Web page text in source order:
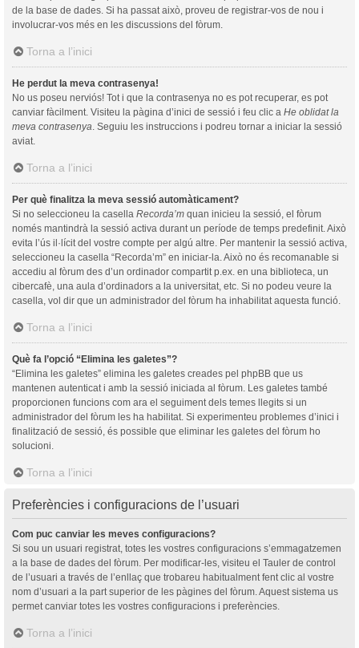
de la base de dades. Si ha passat això, proveu de registrar-vos de nou i
involucrar-vos més en les discussions del fòrum.
Torna a l’inici
He perdut la meva contrasenya!
No us poseu nerviós! Tot i que la contrasenya no es pot recuperar, es pot
canviar fàcilment. Visiteu la pàgina d’inici de sessió i feu clic a He oblidat la
meva contrasenya . Seguiu les instruccions i podreu tornar a iniciar la sessió
aviat.
Torna a l’inici
Per què finalitza la meva sessió automàticament?
Si no seleccioneu la casella Recorda’m quan inicieu la sessió, el fòrum
només mantindrà la sessió activa durant un període de temps predefinit. Això
evita l’ús il·lícit del vostre compte per algú altre. Per mantenir la sessió activa,
seleccioneu la casella “Recorda’m” en iniciar-la. Això no és recomanable si
accediu al fòrum des d’un ordinador compartit p.ex. en una biblioteca, un
cibercafè, una aula d’ordinadors a la universitat, etc. Si no podeu veure la
casella, vol dir que un administrador del fòrum ha inhabilitat aquesta funció.
Torna a l’inici
Què fa l’opció “Elimina les galetes”?
“Elimina les galetes” elimina les galetes creades pel phpBB que us
mantenen autenticat i amb la sessió iniciada al fòrum. Les galetes també
proporcionen funcions com ara el seguiment dels temes llegits si un
administrador del fòrum les ha habilitat. Si experimenteu problemes d’inici i
finalització de sessió, és possible que eliminar les galetes del fòrum ho
solucioni.
Torna a l’inici
Preferències i configuracions de l’usuari
Com puc canviar les meves configuracions?
Si sou un usuari registrat, totes les vostres configuracions s’emmagatzemen
a la base de dades del fòrum. Per modificar-les, visiteu el Tauler de control
de l’usuari a través de l’enllaç que trobareu habitualment fent clic al vostre
nom d’usuari a la part superior de les pàgines del fòrum. Aquest sistema us
permet canviar totes les vostres configuracions i preferències.
Torna a l’inici